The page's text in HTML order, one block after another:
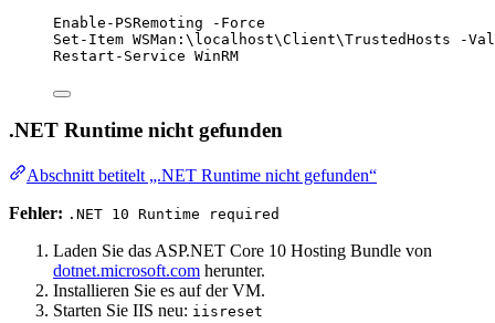
Enable-PSRemoting - Force
Set-Item WSMan:\localhost\Client\TrustedHosts -
Restart-Service WinRM
.NET Runtime nicht gefunden
Abschnitt betitelt „.NET Runtime nicht gefunden“
Fehler: .NET 10 Runtime required
Laden Sie das ASP.NET Core 10 Hosting Bundle von
dotnet.microsoft.com herunter.
Installieren Sie es auf der VM.
Starten Sie IIS neu: iisreset